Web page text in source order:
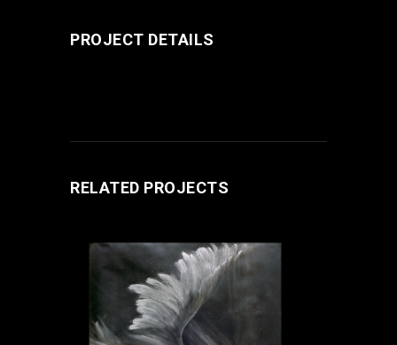
PROJECT DETAILS
RELATED PROJECTS